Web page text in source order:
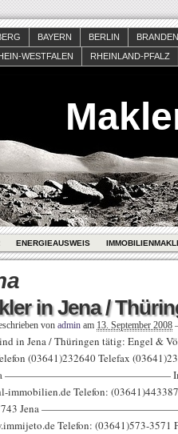
BAYERN BERLIN
WESTFALEN RHEINLAND-PFALZ
ENERGIEAUSWEIS
in Jena /
von admin am 13. September 2008
in Jena / Thüringen tätig: Engel &
(03641)232640 Telefax
Jena ————————————————
immobilien.de Telefon:
07743 Jena
Telefon: (03641)573-3571